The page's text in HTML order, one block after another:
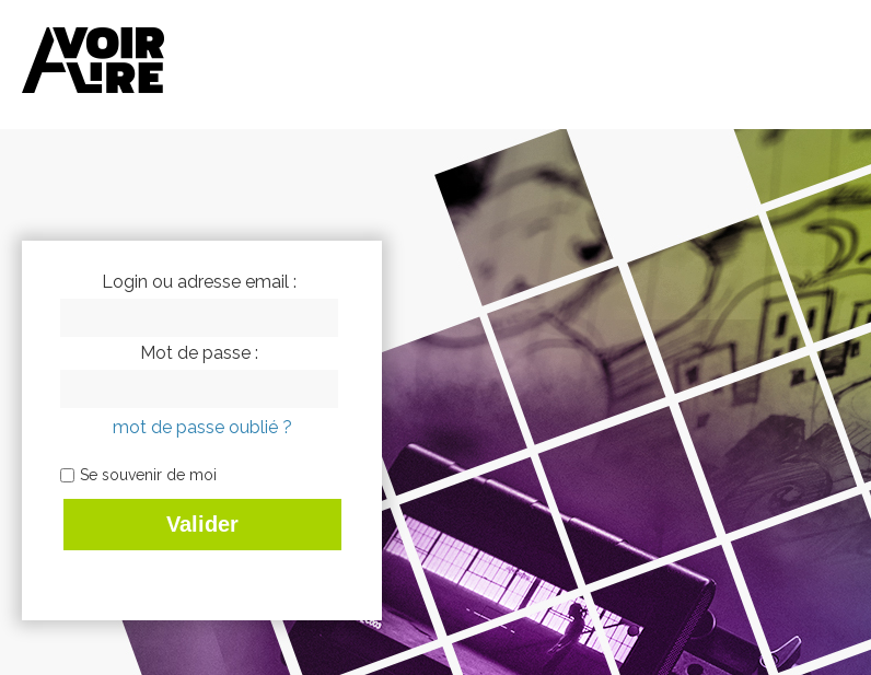
Login ou adresse email :
Mot de passe :
mot de passe oublié ?
Se souvenir de moi